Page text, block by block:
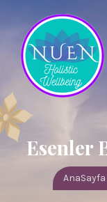
Esenler
AnaSayfa